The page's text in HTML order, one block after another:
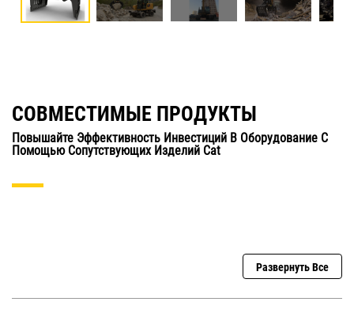
СОВМЕСТИМЫЕ ПРОДУКТЫ
Повышайте Эффективность Инвестиций В Оборудование С
Помощью Сопутствующих Изделий Cat
Развернуть Все